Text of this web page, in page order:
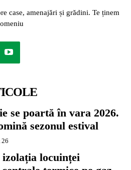
case, amenajări și grădini. Te ținem
se poartă în vara 2026.
sezonul estival
26
locuinței